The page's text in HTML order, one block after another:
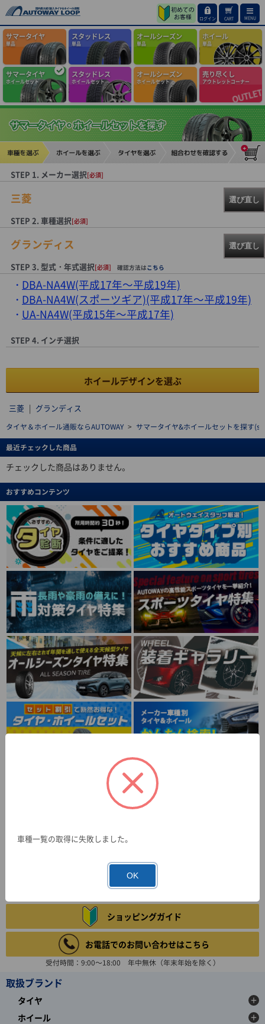
ログイン CART MENU
サマータイヤ
単品
スタッドレス
単品
オールシーズン
単品
ホイール
単品
サマータイヤ
ホイールセット
スタッドレス
ホイールセット
オールシーズン
ホイールセット
売り尽くし
アウトレットコーナー
STEP 1. メーカー選択[必須]
三菱 選び直し
STEP 2. 車種選択[必須]
グランディス 選び直し
STEP 3. 型式・年式選択[必須] 確認方法はこちら
DBA-NA4W(平成17年～平成19年)
DBA-NA4W(スポーツギア)(平成17年～平成19年)
UA-NA4W(平成15年～平成17年)
STEP 4. インチ選択
ホイールデザインを選ぶ
三菱 | グランディス
タイヤ＆ホイール通販ならAUTOWAY > サマータイヤ&ホイールセットを探す
最近チェックした商品
チェックした商品はありません。
おすすめコンテンツ
ショッピングガイド
お電話でのお問い合わせはこちら
受付時間：9:00～18:00 年中無休（年末年始を除く）
取扱ブランド
タイヤ
ホイール
車種一覧の取得に失敗しました。
OK